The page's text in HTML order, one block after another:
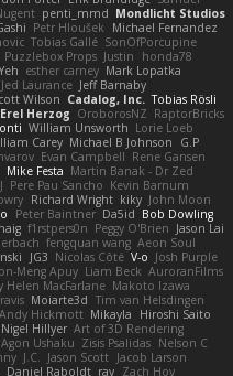
penti_mmd Mondlicht Studios
Petr Hloušek
Michael Fernandez
Tobias Gallé SonOfPorcupine
Puzzlebox Props Justin
honda78
esther carney Mark Lopatka
Jed Laurance Jeff Barnaby
Wilson Cadalog, Inc. Tobias Rösli
Erel Herzog OroborosNZ RaptorBricks
William Unsworth Lorie Loeb
Carey Michael B Johnson
G.P
Evan Campbell Rene Gansen
Mike Festa Martin Banak - Dr Zed
Pere Pau Sancho Kevin Barnum
Richard Wright kiky John Moon
Peter Baintner Da5id Bob Dowling
f1rstpers0n Peggy O'Brien Jason Lai
fengquan wang Aeon Soul
JG3 Nicolas Côté V-o Josh Purple
Meng Apuy Liam Beck AuroranFilms
Helen MacFarlane Makoto Izawa
Moiarte3d Tim van Helsdingen
Andy Hickmott Mikayla
Hiroshi Saito
Nigel Hillyer Art of 3D Rendering
Agon Ushaku Zisis Psalidas Nelson C
J.C. Jason Scott Jacob Larson
Daniel Raboldt ray Zach Hoy